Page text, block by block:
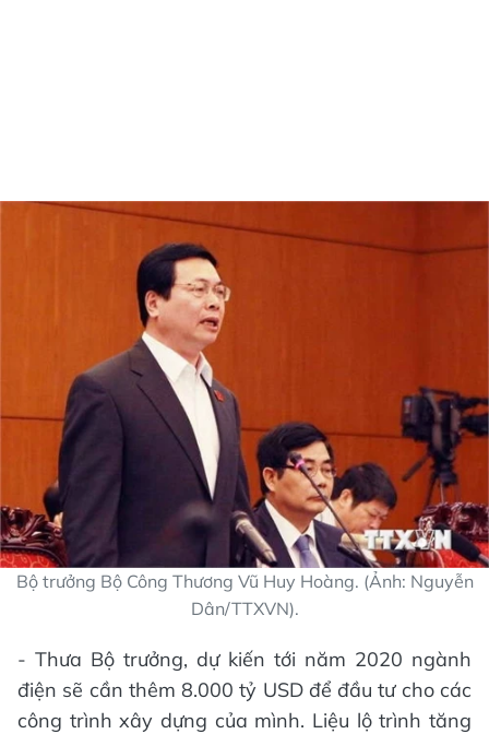
Bộ trưởng Bộ Công Thương Vũ Huy Hoàng. (Ảnh: Nguyễn
Dân/TTXVN).
- Thưa Bộ trưởng, dự kiến tới năm 2020 ngành
điện sẽ cần thêm 8.000 tỷ USD để đầu tư cho các
công trình xây dựng của mình. Liệu lộ trình tăng